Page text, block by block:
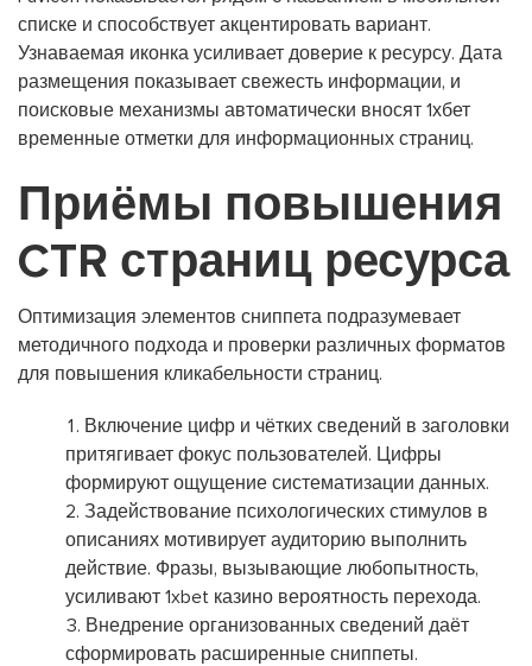
списке и способствует акцентировать вариант.
Узнаваемая иконка усиливает доверие к ресурсу. Дата
размещения показывает свежесть информации, и
поисковые механизмы автоматически вносят 1хбет
временные отметки для информационных страниц.
Приёмы повышения
CTR страниц ресурса
Оптимизация элементов сниппета подразумевает
методичного подхода и проверки различных форматов
для повышения кликабельности страниц.
Включение цифр и чётких сведений в заголовки
притягивает фокус пользователей. Цифры
формируют ощущение систематизации данных.
Задействование психологических стимулов в
описаниях мотивирует аудиторию выполнить
действие. Фразы, вызывающие любопытность,
усиливают 1xbet казино вероятность перехода.
Внедрение организованных сведений даёт
сформировать расширенные сниппеты.